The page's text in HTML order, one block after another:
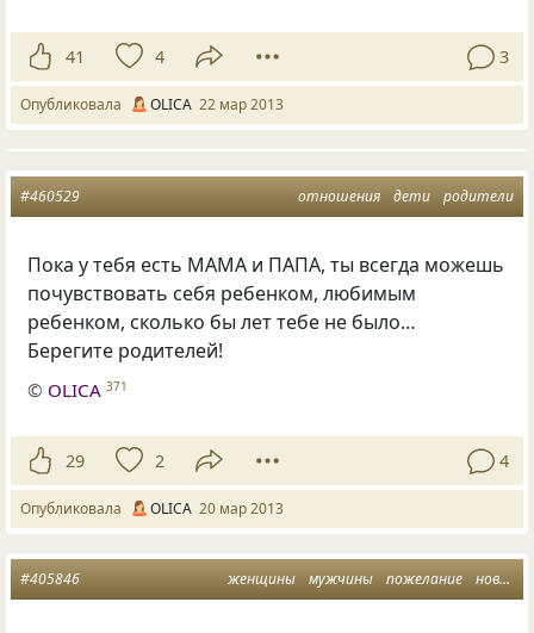
41 4 3
Опубликовала OLICA 22 мар 2013
отношения дети родители
#460529
Пока у тебя есть МАМА и ПАПА, ты всегда можешь
почувствовать себя ребенком, любимым
ребенком, сколько бы лет тебе не было…
Берегите родителей!
© OLICA 371
29 2 4
Опубликовала OLICA 20 мар 2013
женщины мужчины пожелание новый год
#405846